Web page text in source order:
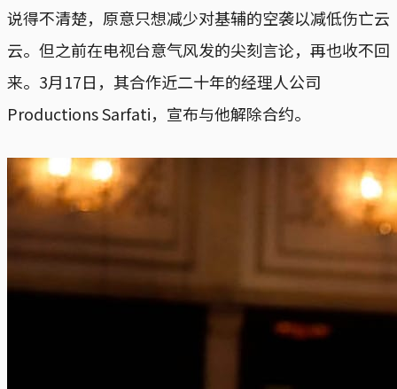
说得不清楚，原意只想减少对基辅的空袭以减低伤亡云
云。但之前在电视台意气风发的尖刻言论，再也收不回
来。3月17日，其合作近二十年的经理人公司
Productions Sarfati，宣布与他解除合约。